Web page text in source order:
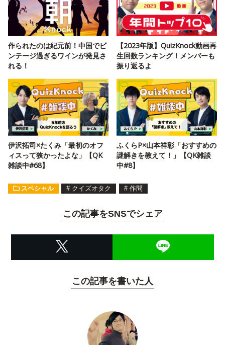
作られたのは紀元前！中国でビ
ンテージ過ぎるワインが発見さ
れる！
【2023年版】QuizKnock動画再
生回数ランキング！メンバーも
振り返るよ
伊沢拓司×たくみ「最初のオフ
ィスって狭かったよな」【QK
雑談中#68】
ふくらP×山本祥彰「おすすめの
謎解きを教えて！」【QK雑談
中#8】
スペシャル # クイズオタク # 作問
この記事をSNSでシェア
この記事を書いた人